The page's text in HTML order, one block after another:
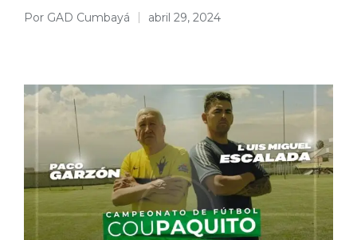
Publicado
Por GAD Cumbayá abril 29, 2024